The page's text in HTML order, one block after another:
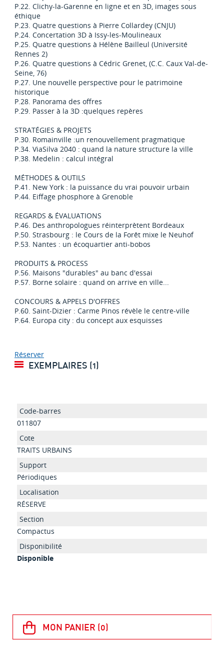
P.22. Clichy-la-Garenne en ligne et en 3D, images sous
éthique
P.23. Quatre questions à Pierre Collardey (CNJU)
P.24. Concertation 3D à Issy-les-Moulineaux
P.25. Quatre questions à Hélène Bailleul (Université
Rennes 2)
P.26. Quatre questions à Cédric Grenet, (C.C. Caux Val-de-
Seine, 76)
P.27. Une nouvelle perspective pour le patrimoine
historique
P.28. Panorama des offres
P.29. Passer à la 3D :quelques repères
STRATÉGIES & PROJETS
P.30. Romainville :un renouvellement pragmatique
P.34. ViaSilva 2040 : quand la nature structure la ville
P.38. Medelin : calcul intégral
MÉTHODES & OUTILS
P.41. New York : la puissance du vrai pouvoir urbain
P.44. Eiffage phosphore à Grenoble
REGARDS & ÉVALUATIONS
P.46. Des anthropologues réinterprètent Bordeaux
P.50. Strasbourg : le Cours de la Forêt mixe le Neuhof
P.53. Nantes : un écoquartier anti-bobos
PRODUITS & PROCESS
P.56. Maisons "durables" au banc d'essai
P.57. Borne solaire : quand on arrive en ville...
CONCOURS & APPELS D'OFFRES
P.60. Saint-Dizier : Carme Pinos révèle le centre-ville
P.64. Europa city : du concept aux esquisses
Réserver
EXEMPLAIRES (1)
011807
TRAITS URBAINS
Périodiques
RÉSERVE
Compactus
Disponible